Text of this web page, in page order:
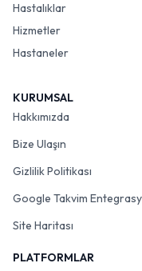
Hastalıklar
Hizmetler
Hastaneler
KURUMSAL
Hakkımızda
Bize Ulaşın
Gizlilik Politikası
Google Takvim
Site Haritası
PLATFORMLAR